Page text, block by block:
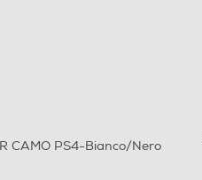
CAMO PS4-Bianco/Nero